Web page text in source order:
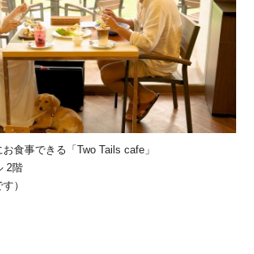
食事できる「Two Tails cafe」
2階
）